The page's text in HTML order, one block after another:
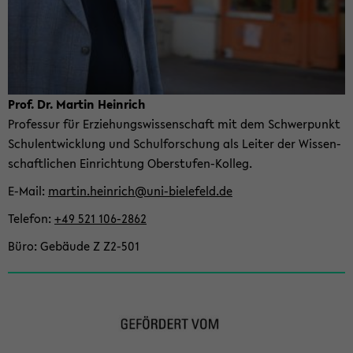
Prof. Dr. Mar­tin Hein­rich
Pro­fes­sur für Er­zie­hungs­wis­sen­schaft mit dem Schwer­punkt
Schul­ent­wick­lung und Schul­for­schung als Lei­ter der Wis­sen­
schaft­li­chen Ein­rich­tung Oberstufen-​Kolleg.
E-​Mail mar­tin.hein­rich@uni-​bielefeld.de
Te­le­fon +49 521 106-​2862
Büro Ge­bäu­de Z Z2-​501